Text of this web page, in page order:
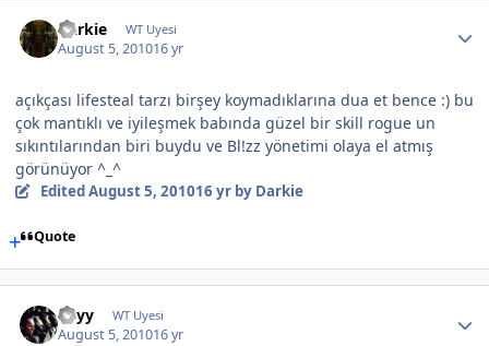
Darkie WT Uyesi
August 5, 201016 yr
açıkçası lifesteal tarzı birşey koymadıklarına dua et bence :) bu
çok mantıklı ve iyileşmek babında güzel bir skill rogue un
sıkıntılarından biri buydu ve Bl!zz yönetimi olaya el atmış
görünüyor ^_^
EditedAugust 5, 201016 yrby Darkie
Quote
Edyy WT Uyesi
August 5, 201016 yr